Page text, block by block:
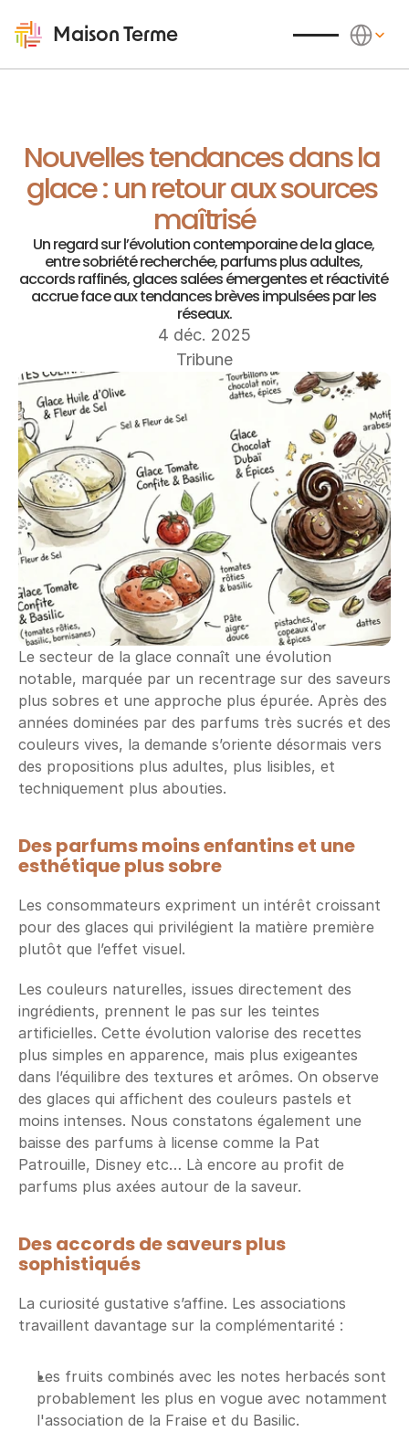
Maison Terme
Nouvelles tendances dans la
glace : un retour aux sources
maîtrisé
Un regard sur l’évolution contemporaine de la glace,
entre sobriété recherchée, parfums plus adultes,
accords raffinés, glaces salées émergentes et réactivité
accrue face aux tendances brèves impulsées par les
réseaux.
4 déc. 2025
Tribune
Le secteur de la glace connaît une évolution
notable, marquée par un recentrage sur des saveurs
plus sobres et une approche plus épurée. Après des
années dominées par des parfums très sucrés et des
couleurs vives, la demande s’oriente désormais vers
des propositions plus adultes, plus lisibles, et
techniquement plus abouties.
Des parfums moins enfantins et une
esthétique plus sobre
Les consommateurs expriment un intérêt croissant
pour des glaces qui privilégient la matière première
plutôt que l’effet visuel.
Les couleurs naturelles, issues directement des
ingrédients, prennent le pas sur les teintes
artificielles. Cette évolution valorise des recettes
plus simples en apparence, mais plus exigeantes
dans l’équilibre des textures et arômes. On observe
des glaces qui affichent des couleurs pastels et
moins intenses. Nous constatons également une
baisse des parfums à license comme la Pat
Patrouille, Disney etc… Là encore au profit de
parfums plus axées autour de la saveur.
Des accords de saveurs plus
sophistiqués
La curiosité gustative s’affine. Les associations
travaillent davantage sur la complémentarité :
Les fruits combinés avec les notes herbacés sont
probablement les plus en vogue avec notamment
l'association de la Fraise et du Basilic.